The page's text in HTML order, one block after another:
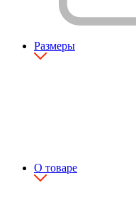
Размеры
О товаре